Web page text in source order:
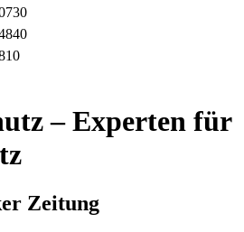
– Experten für
Zeitung